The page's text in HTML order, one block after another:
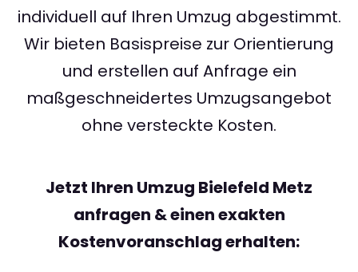
individuell auf Ihren Umzug abgestimmt.
Wir bieten Basispreise zur Orientierung
und erstellen auf Anfrage ein
maßgeschneidertes Umzugsangebot
ohne versteckte Kosten.
Jetzt Ihren Umzug Bielefeld Metz
anfragen & einen exakten
Kostenvoranschlag erhalten: